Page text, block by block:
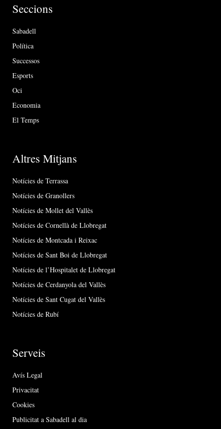
Seccions
Sabadell
Política
Successos
Esports
Oci
Economia
El Temps
Altres Mitjans
Notícies de Terrassa
Notícies de Granollers
Notícies de Mollet del Vallès
Notícies de Cornellà de Llobregat
Notícies de Montcada i Reixac
Notícies de Sant Boi de Llobregat
Notícies de l’Hospitalet de Llobregat
Notícies de Cerdanyola del Vallès
Notícies de Sant Cugat del Vallès
Notícies de Rubí
Serveis
Avís Legal
Privacitat
Cookies
Publicitat a Sabadell al dia